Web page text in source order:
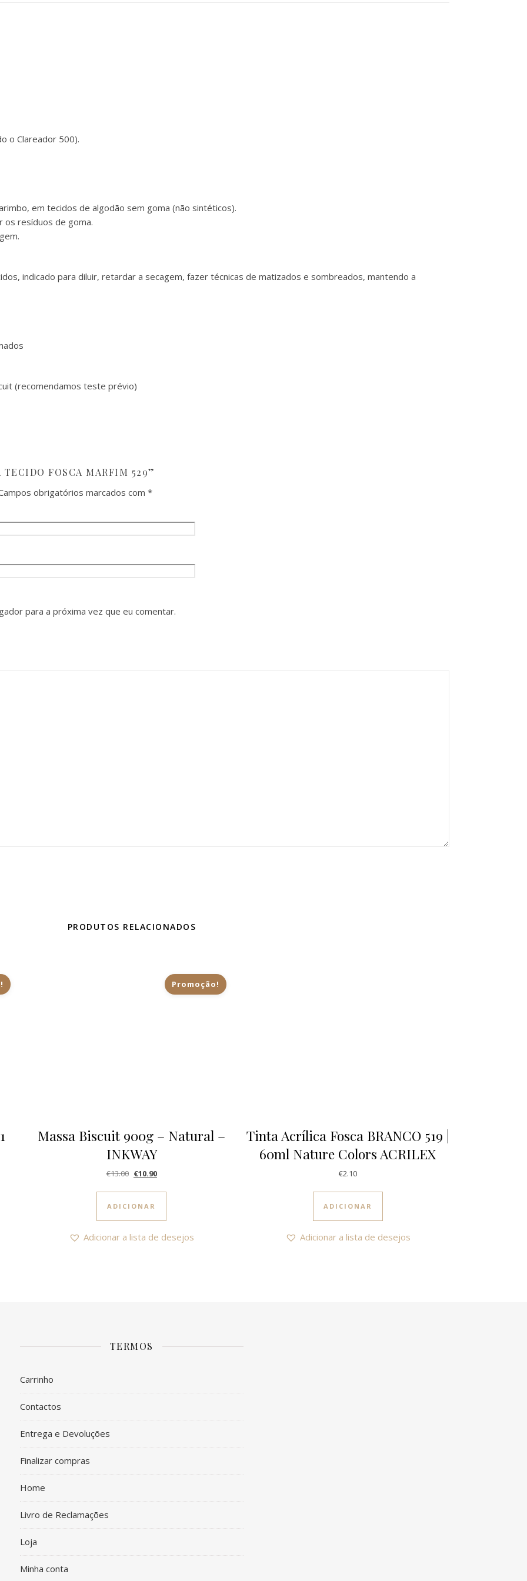
o Clareador 500).
em tecidos de algodão sem goma (não sintéticos).
os resíduos de goma.
indicado para diluir, retardar a secagem, fazer técnicas de matizados e sombreados, mantendo a
(recomendamos teste prévio)
FOSCA MARFIM 529”
obrigatórios marcados com *
para a próxima vez que eu comentar.
PRODUTOS RELACIONADOS
Promoção!
Massa Biscuit 900g – Natural –
INKWAY
€13.00 O preço original era: €13.00.
€10.90O preço atual é: €10.90.
ADICIONAR
Adicionar a lista de desejos
Tinta Acrílica Fosca BRANCO 519 |
60ml Nature Colors ACRILEX
€2.10
ADICIONAR
Adicionar a lista de desejos
TERMOS
Carrinho
Contactos
Entrega e Devoluções
Finalizar compras
Home
Livro de Reclamações
Loja
Minha conta